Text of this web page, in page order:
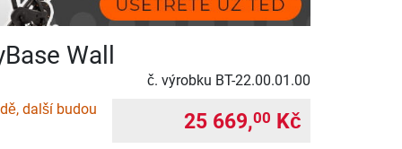
Wall
č. výrobku BT-22.00.01.00
další budou
25 669,00 Kč